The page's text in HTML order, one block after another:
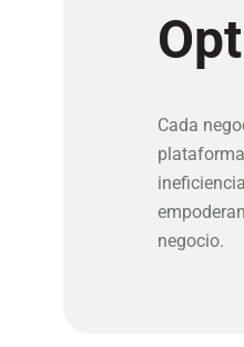
Cada
negocio.